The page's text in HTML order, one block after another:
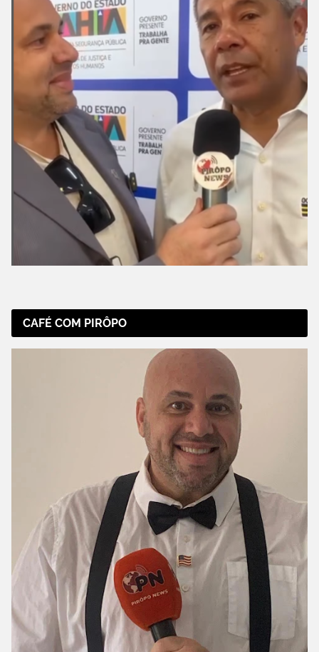
CAFÉ COM PIRÔPO